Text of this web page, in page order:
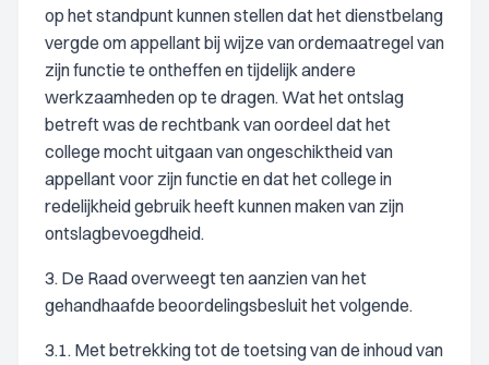
op het standpunt kunnen stellen dat het dienstbelang
vergde om appellant bij wijze van ordemaatregel van
zijn functie te ontheffen en tijdelijk andere
werkzaamheden op te dragen. Wat het ontslag
betreft was de rechtbank van oordeel dat het
college mocht uitgaan van ongeschiktheid van
appellant voor zijn functie en dat het college in
redelijkheid gebruik heeft kunnen maken van zijn
ontslagbevoegdheid.
3. De Raad overweegt ten aanzien van het
gehandhaafde beoordelingsbesluit het volgende.
3.1. Met betrekking tot de toetsing van de inhoud van